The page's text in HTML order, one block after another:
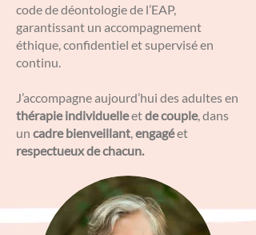
code de déontologie de l’EAP,
garantissant un accompagnement
éthique, confidentiel et supervisé en
continu.
J’accompagne aujourd’hui des adultes en
thérapie individuelleetde couple, dans
un cadre bienveillant,engagéet
respectueux de chacun.